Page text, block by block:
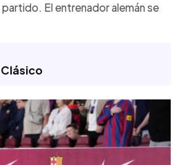
El entrenador alemán se